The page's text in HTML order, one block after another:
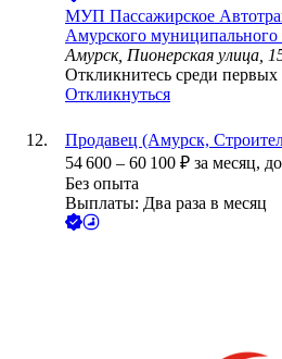
МУП Пассажирское
Амурского муниципального
Амурск, Пионерская улица,
Откликнитесь среди первых
Откликнуться
Продавец (Амурск,
54 600 – 60 100 ₽ за месяц,
Без опыта
Выплаты: Два раза в месяц